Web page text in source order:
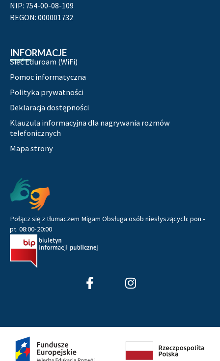
NIP: 754-00-08-109
REGON: 000001732
INFORMACJE
Sieć Eduroam (WiFi)
Pomoc informatyczna
Polityka prywatności
Deklaracja dostępności
Klauzula informacyjna dla nagrywania rozmów
telefonicznych
Mapa strony
Pozostałe
Połącz się z tłumaczem Migam Obsługa osób niesłyszących: pon.-
pt. 08:00-20:00
F
a
I
n
r